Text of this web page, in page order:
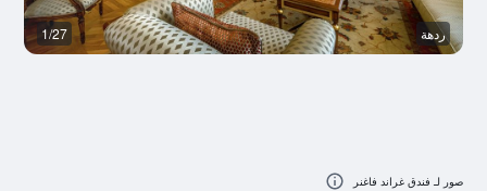
ردهة 1/27
صور لـ فندق غراند فاغنر